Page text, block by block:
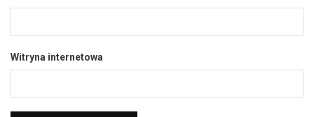
Witryna internetowa